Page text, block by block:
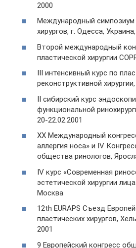
2000
Международный симпозиум
хирургов, г. Одесса,
Второй международный
пластической хирургии
III интенсивный курс по
реконструктивной
II сибирский курс
функциональной
20-22.02.2001
XX Международный
аллергия носа» и IV
общества ринологов,
IV курс «Cовременная
эстетической хирургии
Москва
12th EURAPS Съезд
пластических хирургов,
2001
9 Европейский конгресс